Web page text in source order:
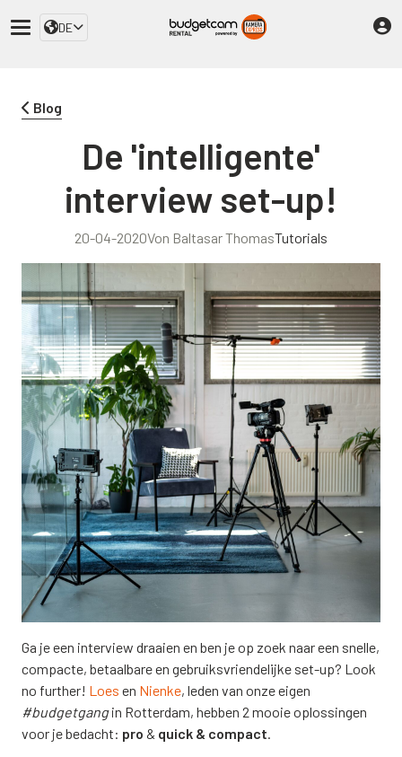
DE
Blog
De 'intelligente'
interview set-up!
20-04-2020Von Baltasar ThomasTutorials
Ga je een interview draaien en ben je op zoek naar een snelle,
compacte, betaalbare en gebruiksvriendelijke set-up? Look
no further! Loes en Nienke, leden van onze eigen
#budgetgangin Rotterdam, hebben 2 mooie oplossingen
voor je bedacht: pro & quick & compact.